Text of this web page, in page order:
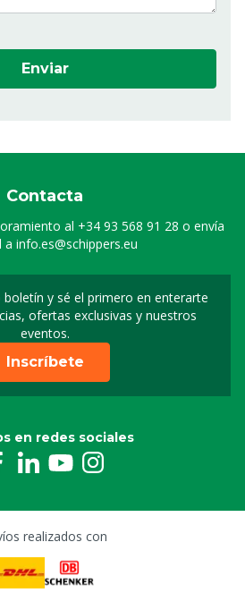
Enviar
Contacta
al +34 93 568 91 28 o envía
a info.es@schippers.eu
y sé el primero en enterarte
ofertas exclusivas y nuestros
eventos.
Suscripción a nuestro
Inscríbete
en redes sociales
realizados con